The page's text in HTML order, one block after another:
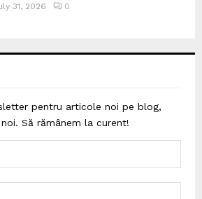
31, 2026 0
pentru articole noi pe blog,
Să rămânem la curent!